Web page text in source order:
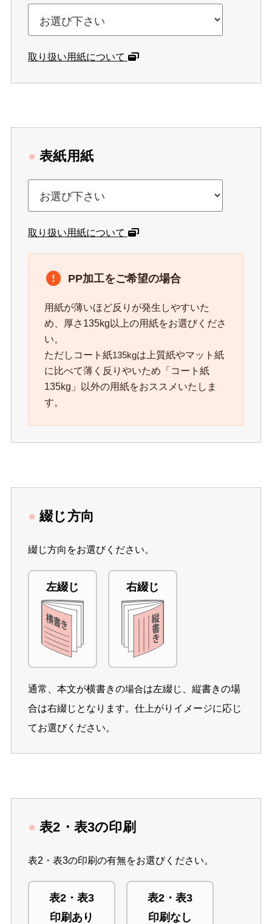
取り扱い用紙について
● 表紙用紙
取り扱い用紙について
PP加工をご希望の場合
用紙が薄いほど反りが発生しやすいた
め、厚さ135kg以上の用紙をお選びくださ
い。
ただしコート紙135kgは上質紙やマット紙
に比べて薄く反りやいため「コート紙
135kg」以外の用紙をおススメいたしま
す。
● 綴じ方向
綴じ方向をお選びください。
左綴じ 右綴じ
通常、本文が横書きの場合は左綴じ、縦書きの場
合は右綴じとなります。仕上がりイメージに応じ
てお選びください。
● 表2・表3の印刷
表2・表3の印刷の有無をお選びください。
表2・表3
印刷あり
表2・表3
印刷なし